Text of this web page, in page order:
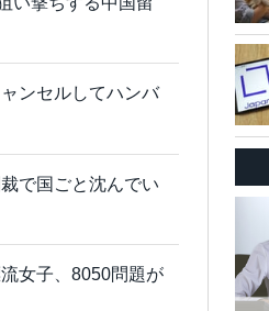
ンセルしてハンバ
で国ごと沈んでい
女子、8050問題が